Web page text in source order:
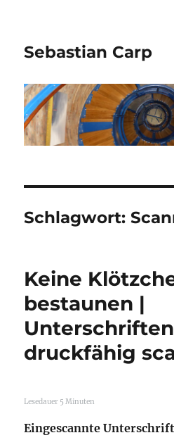
Sebastian Carp
Schlagwort:
Keine
bestaunen |
Unterschriften
druckfähig
Lese­dau­er 5 Minu­ten
Ein­ge­scann­te